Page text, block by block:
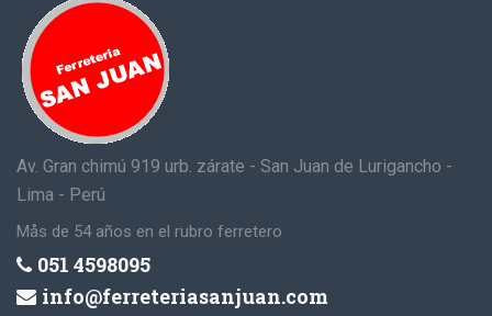
Av. Gran chimú 919 urb. zárate - San Juan de Lurigancho -
Lima - Perú
Mås de 54 años en el rubro ferretero
051 4598095
info@ferreteriasanjuan.com